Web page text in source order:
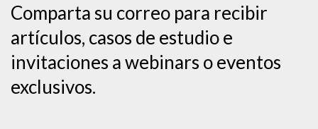
Comparta su correo para recibir
artículos, casos de estudio e
invitaciones a webinars o eventos
exclusivos.